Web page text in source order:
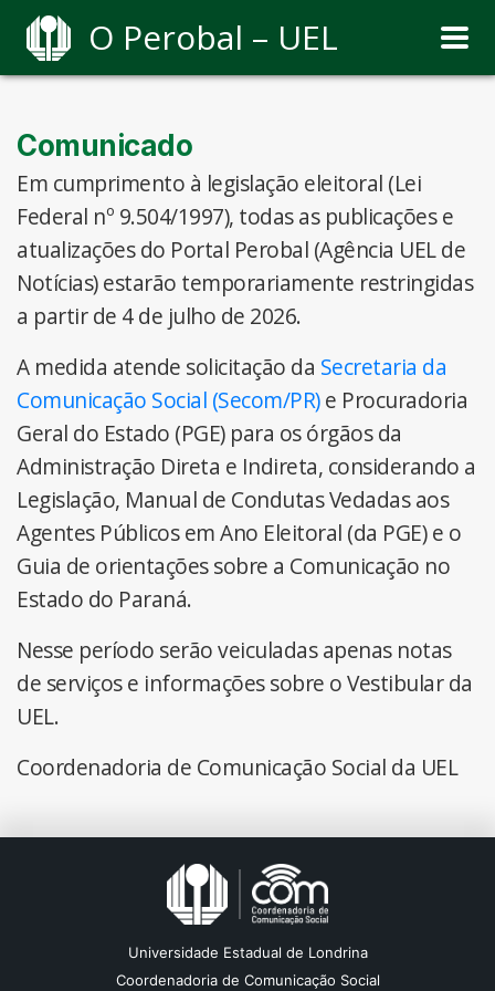
O Perobal – UEL
Comunicado
Em cumprimento à legislação eleitoral (Lei
Federal nº 9.504/1997), todas as publicações e
atualizações do Portal Perobal (Agência UEL de
Notícias) estarão temporariamente restringidas
a partir de 4 de julho de 2026.
A medida atende solicitação da Secretaria da
Comunicação Social (Secom/PR)e Procuradoria
Geral do Estado (PGE) para os órgãos da
Administração Direta e Indireta, considerando a
Legislação, Manual de Condutas Vedadas aos
Agentes Públicos em Ano Eleitoral (da PGE) e o
Guia de orientações sobre a Comunicação no
Estado do Paraná.
Nesse período serão veiculadas apenas notas
de serviços e informações sobre o Vestibular da
UEL.
Coordenadoria de Comunicação Social da UEL
Universidade Estadual de Londrina
Coordenadoria de Comunicação Social